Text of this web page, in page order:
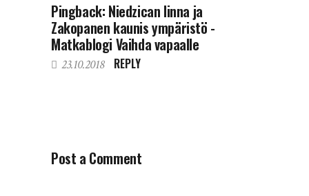
Pingback: Niedzican linna ja
Zakopanen kaunis ympäristö -
Matkablogi Vaihda vapaalle
23.10.2018 REPLY
Post a Comment